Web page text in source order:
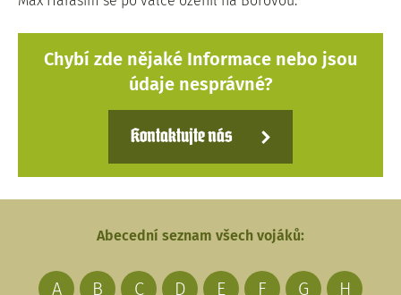
Chybí zde nějaké Informace nebo jsou
údaje nesprávné?
Kontaktujte nás
Abecední seznam všech vojáků:
A B C D E F G
H